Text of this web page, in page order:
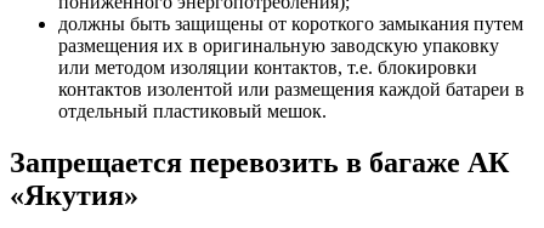
должны быть защищены от короткого замыкания путем
размещения их в оригинальную заводскую упаковку
или методом изоляции контактов, т.е. блокировки
контактов изолентой или размещения каждой батареи в
отдельный пластиковый мешок.
Запрещается перевозить в багаже АК
«Якутия»